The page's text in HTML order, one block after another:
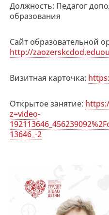
Должность: Педагог
образования
Сайт образовательной
http://
Визитная карточка:
Открытое занятие:
z=video-
13646_-2